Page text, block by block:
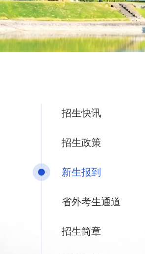
招生快讯
招生政策
新生报到
省外考生通道
招生简章